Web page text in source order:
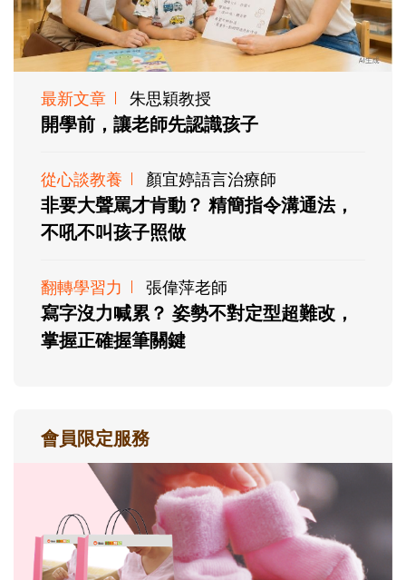
最新文章 朱思穎教授
開學前，讓老師先認識孩子
從心談教養 顏宜婷語言治療師
非要大聲罵才肯動？ 精簡指令溝通法，
不吼不叫孩子照做
翻轉學習力 張偉萍老師
寫字沒力喊累？ 姿勢不對定型超難改，
掌握正確握筆關鍵
會員限定服務